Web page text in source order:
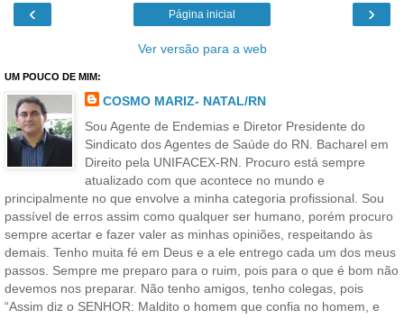
‹ ›
Página inicial
Ver versão para a web
UM POUCO DE MIM:
COSMO MARIZ- NATAL/RN
Sou Agente de Endemias e Diretor Presidente do
Sindicato dos Agentes de Saúde do RN. Bacharel em
Direito pela UNIFACEX-RN. Procuro está sempre
atualizado com que acontece no mundo e
principalmente no que envolve a minha categoria profissional. Sou
passível de erros assim como qualquer ser humano, porém procuro
sempre acertar e fazer valer as minhas opiniões, respeitando às
demais. Tenho muita fé em Deus e a ele entrego cada um dos meus
passos. Sempre me preparo para o ruim, pois para o que é bom não
devemos nos preparar. Não tenho amigos, tenho colegas, pois
“Assim diz o SENHOR: Maldito o homem que confia no homem, e